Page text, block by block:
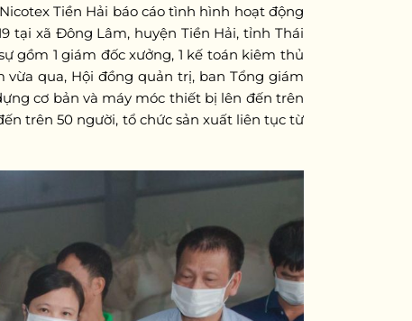
Tiền Hải báo cáo tình hình hoạt động
tại xã Đông Lâm, huyện Tiền Hải, tỉnh Thái
gồm 1 giám đốc xưởng, 1 kế toán kiêm thủ
vừa qua, Hội đồng quản trị, ban Tổng giám
cơ bản và máy móc thiết bị lên đến trên
trên 50 người, tổ chức sản xuất liên tục từ